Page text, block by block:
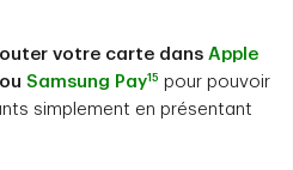
votre carte dans Apple
ou Samsung Pay15 pour pouvoir
simplement en présentant